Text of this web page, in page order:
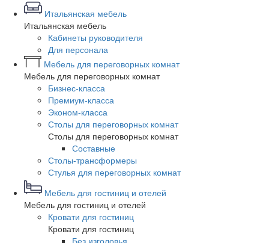
Итальянская мебель
Итальянская мебель
Кабинеты руководителя
Для персонала
Мебель для переговорных комнат
Мебель для переговорных комнат
Бизнес-класса
Премиум-класса
Эконом-класса
Столы для переговорных комнат
Столы для переговорных комнат
Составные
Столы-трансформеры
Стулья для переговорных комнат
Мебель для гостиниц и отелей
Мебель для гостиниц и отелей
Кровати для гостиниц
Кровати для гостиниц